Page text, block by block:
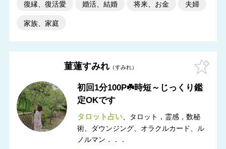
復縁、復活愛 婚活、結婚 将来、お金 夫婦
家族、家庭
菫蓮すみれ すみれ
初回1分100P☘️時短～じっくり鑑
定OKです
タロット占い
タロット，霊感，数秘
術
ダウンジング、オラクルカード、ル
ノルマン．．．